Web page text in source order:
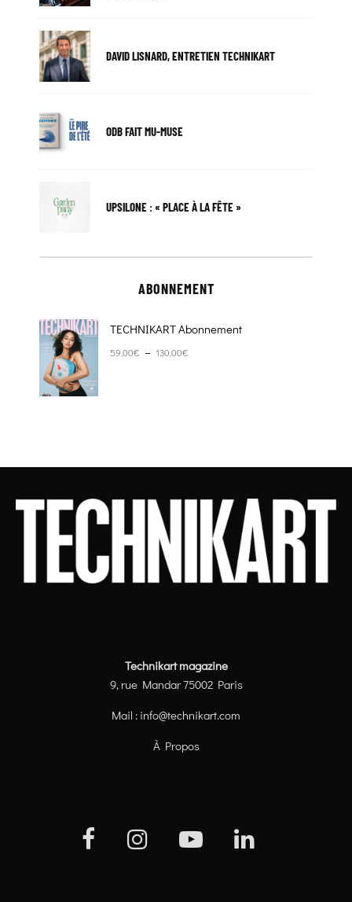
DAVID LISNARD, ENTRETIEN TECHNIKART
ODB FAIT MU-MUSE
UPSILONE : « PLACE À LA FÊTE »
ABONNEMENT
TECHNIKART Abonnement
59,00€ – 130,00€
Technikart magazine
9, rue Mandar 75002 Paris
Mail : info@technikart.com
À Propos